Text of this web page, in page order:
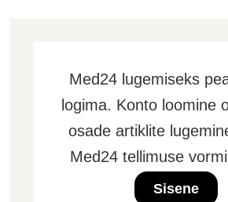
Med24 lugemiseks
logima. Konto loomine
osade artiklite
Med24 tellimuse
Sisene